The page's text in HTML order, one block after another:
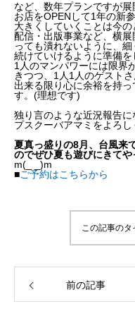
など、数年プランですが展
お店をOPENして1年の新
大きくしていくことは今の
配信・出版事業など、横
っても潰れないように、
続けていけるように準備を
1人のマンパワーには限界
きつつ、1人1人のゲスト
出来る限り心に余裕を持
す。(理想です)
独り言のような近況報告
プスクーバアマミをよろし
夏真っ盛りの8月、台風来
のでぜひ夏も遊びにきてや
m(_ _)m
■ご予約はこちらから
この記事の
前の記事